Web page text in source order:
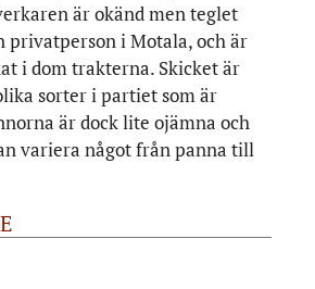
är okänd men teglet
privatperson i Motala, och är
i dom trakterna. Skicket är
sorter i partiet som är
är dock lite ojämna och
variera något från panna till